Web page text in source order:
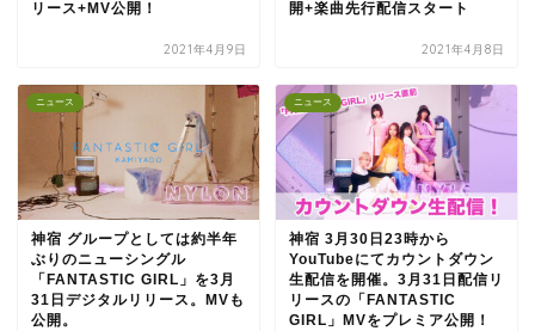
リース+MV公開！
2021年4月9日
開+楽曲先行配信スタート
2021年4月8日
ニュース
神宿 グループとしては約半年
ぶりのニューシングル
「FANTASTIC GIRL」を3月
31日デジタルリリース。MVも
公開。
ニュース
神宿 3月30日23時から
YouTubeにてカウントダウン
生配信を開催。3月31日配信リ
リースの「FANTASTIC
GIRL」MVをプレミア公開！